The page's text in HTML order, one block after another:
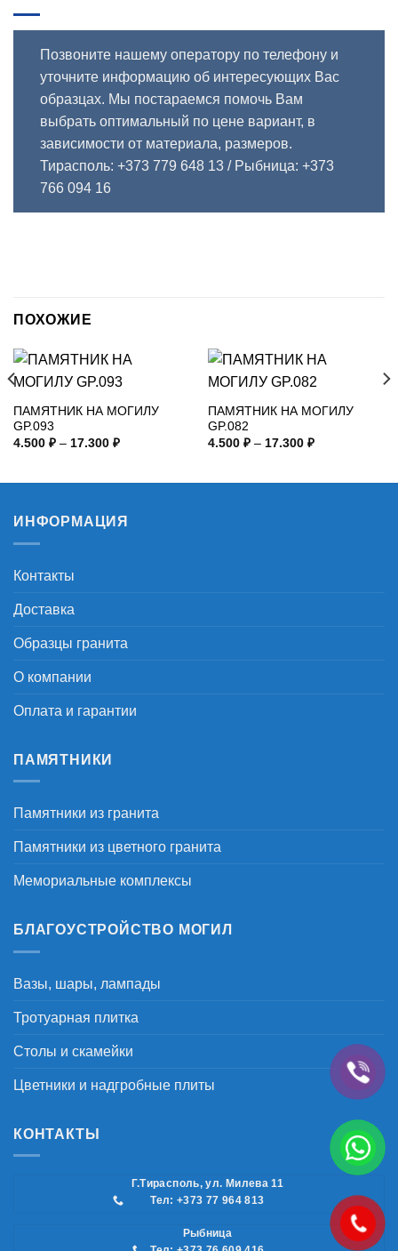
Позвоните нашему оператору по телефону и
уточните информацию об интересующих Вас
образцах. Мы постараемся помочь Вам
выбрать оптимальный по цене вариант, в
зависимости от материала, размеров.
Тирасполь: +373 779 648 13 / Рыбница: +373
766 094 16
ПОХОЖИЕ
ПАМЯТНИК НА МОГИЛУ
GP.093
4.500 ₽ – 17.300 ₽Диапазон
ПАМЯТНИК НА МОГИЛУ
GP.082
4.500 ₽ – 17.300 ₽Диапазон
ИНФОРМАЦИЯ
Контакты
Доставка
Образцы гранита
О компании
Оплата и гарантии
ПАМЯТНИКИ
Памятники из гранита
Памятники из цветного гранита
Мемориальные комплексы
БЛАГОУСТРОЙСТВО МОГИЛ
Вазы, шары, лампады
Тротуарная плитка
Столы и скамейки
Цветники и надгробные плиты
КОНТАКТЫ
Г.Тирасполь, ул. Милева 11
Тел: +373 77 964 813
Рыбница